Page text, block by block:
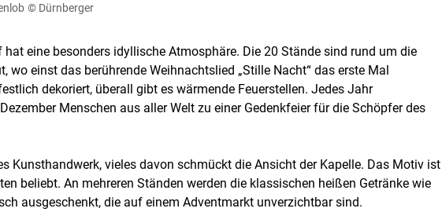
© Dürnberger
hat eine besonders idyllische Atmosphäre. Die 20 Stände sind rund um die
wo einst das berührende Weihnachtslied „Stille Nacht“ das erste Mal
dekoriert, überall gibt es wärmende Feuerstellen. Jedes Jahr
Menschen aus aller Welt zu einer Gedenkfeier für die Schöpfer des
Kunsthandwerk, vieles davon schmückt die Ansicht der Kapelle. Das Motiv ist
beliebt. An mehreren Ständen werden die klassischen heißen Getränke wie
ausgeschenkt, die auf einem Adventmarkt unverzichtbar sind.